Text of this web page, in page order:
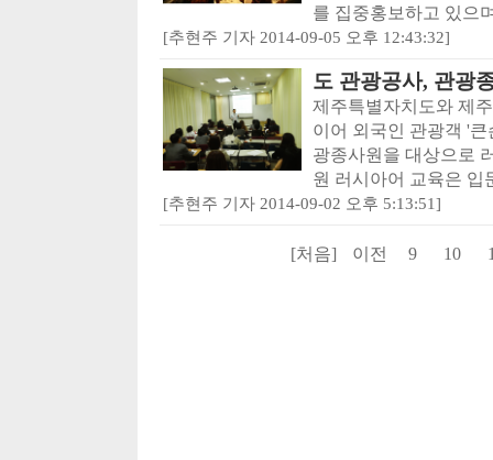
를 집중홍보하고 있으
[추현주 기자 2014-09-05 오후 12:43:32]
도 관광공사, 관광
제주특별자치도와 제
이어 외국인 관광객 '
광종사원을 대상으로
원 러시아어 교육은 입
[추현주 기자 2014-09-02 오후 5:13:51]
[처음] 이전 9 10